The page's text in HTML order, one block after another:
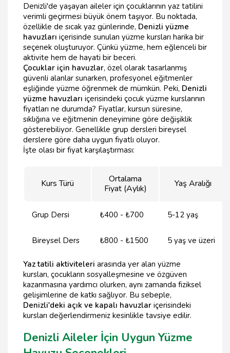
Denizli'de yaşayan aileler için çocuklarının yaz tatilini
verimli geçirmesi büyük önem taşıyor. Bu noktada,
özellikle de sıcak yaz günlerinde, Denizli yüzme
havuzları içerisinde sunulan yüzme kursları harika bir
seçenek oluşturuyor. Çünkü yüzme, hem eğlenceli bir
aktivite hem de hayati bir beceri.
Çocuklar için havuzlar, özel olarak tasarlanmış
güvenli alanlar sunarken, profesyonel eğitmenler
eşliğinde yüzme öğrenmek de mümkün. Peki, Denizli
yüzme havuzları içerisindeki çocuk yüzme kurslarının
fiyatları ne durumda? Fiyatlar, kursun süresine,
sıklığına ve eğitmenin deneyimine göre değişiklik
gösterebiliyor. Genellikle grup dersleri bireysel
derslere göre daha uygun fiyatlı oluyor.
İşte olası bir fiyat karşılaştırması:
Kurs Türü
Ortalama
Fiyat (Aylık)
Yaş Aralığı
Grup Dersi ₺400 - ₺700 5-12 yaş
Bireysel Ders ₺800 - ₺1500 5 yaş ve üzeri
Yaz tatili aktiviteleri arasında yer alan yüzme
kursları, çocukların sosyalleşmesine ve özgüven
kazanmasına yardımcı olurken, aynı zamanda fiziksel
gelişimlerine de katkı sağlıyor. Bu sebeple,
Denizli'deki açık ve kapalı havuzlar içerisindeki
kursları değerlendirmeniz kesinlikle tavsiye edilir.
Denizli Aileler İçin Uygun Yüzme